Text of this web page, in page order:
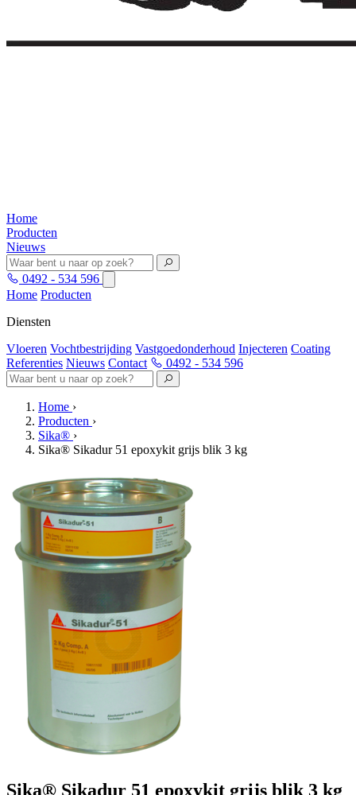
Home
Producten
Nieuws
0492 - 534 596
Home Producten
Diensten
Vloeren Vochtbestrijding Vastgoedonderhoud Injecteren Coating
Referenties Nieuws Contact 0492 - 534 596
Home ›
Producten ›
Sika® ›
Sika® Sikadur 51 epoxykit grijs blik 3 kg
Sika® Sikadur 51 epoxykit grijs blik 3 kg